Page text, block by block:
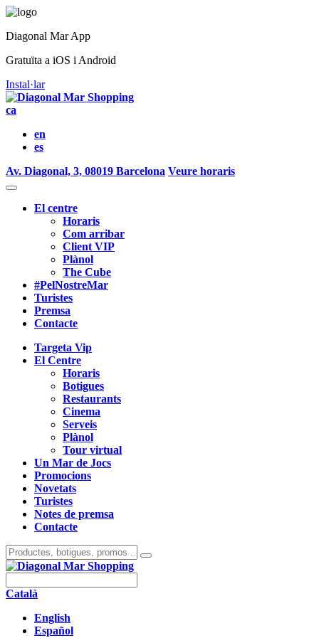
Diagonal Mar App
Gratuïta a iOS i Android
Instal·lar
ca
en
es
Av. Diagonal, 3, 08019 Barcelona Veure horaris
El centre
Horaris
Com arribar
Client VIP
Plànol
The Cube
#PelNostreMar
Turistes
Premsa
Contacte
Targeta Vip
El Centre
Horaris
Botigues
Restaurants
Cinema
Serveis
Plànol
Tour virtual
Un Mar de Jocs
Promocions
Novetats
Turistes
Notes de premsa
Contacte
Català
English
Español